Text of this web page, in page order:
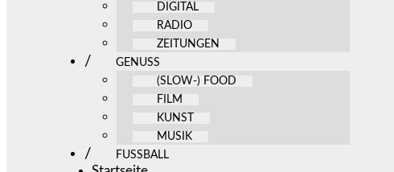
DIGITAL
RADIO
ZEITUNGEN
GENUSS
(SLOW-) FOOD
FILM
KUNST
MUSIK
FUSSBALL